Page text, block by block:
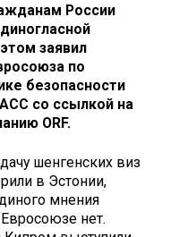
России
заявил
по
безопасности
со ссылкой на
ORF.
шенгенских виз
в Эстонии,
мнения
нет.